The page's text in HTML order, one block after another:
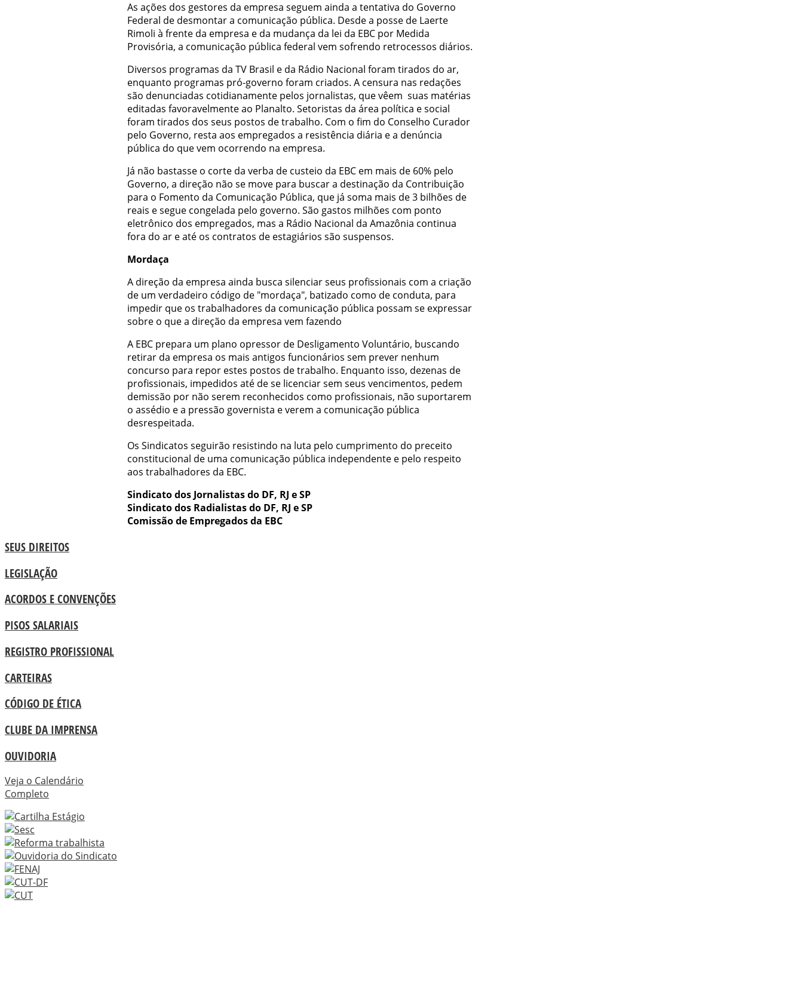
As ações dos gestores da empresa seguem ainda a tentativa do Governo
Federal de desmontar a comunicação pública. Desde a posse de Laerte
Rimoli à frente da empresa e da mudança da lei da EBC por Medida
Provisória, a comunicação pública federal vem sofrendo retrocessos diários.
Diversos programas da TV Brasil e da Rádio Nacional foram tirados do ar,
enquanto programas pró-governo foram criados. A censura nas redações
são denunciadas cotidianamente pelos jornalistas, que vêem suas matérias
editadas favoravelmente ao Planalto. Setoristas da área política e social
foram tirados dos seus postos de trabalho. Com o fim do Conselho Curador
pelo Governo, resta aos empregados a resistência diária e a denúncia
pública do que vem ocorrendo na empresa.
Já não bastasse o corte da verba de custeio da EBC em mais de 60% pelo
Governo, a direção não se move para buscar a destinação da Contribuição
para o Fomento da Comunicação Pública, que já soma mais de 3 bilhões de
reais e segue congelada pelo governo. São gastos milhões com ponto
eletrônico dos empregados, mas a Rádio Nacional da Amazônia continua
fora do ar e até os contratos de estagiários são suspensos.
Mordaça
A direção da empresa ainda busca silenciar seus profissionais com a criação
de um verdadeiro código de "mordaça", batizado como de conduta, para
impedir que os trabalhadores da comunicação pública possam se expressar
sobre o que a direção da empresa vem fazendo
A EBC prepara um plano opressor de Desligamento Voluntário, buscando
retirar da empresa os mais antigos funcionários sem prever nenhum
concurso para repor estes postos de trabalho. Enquanto isso, dezenas de
profissionais, impedidos até de se licenciar sem seus vencimentos, pedem
demissão por não serem reconhecidos como profissionais, não suportarem
o assédio e a pressão governista e verem a comunicação pública
desrespeitada.
Os Sindicatos seguirão resistindo na luta pelo cumprimento do preceito
constitucional de uma comunicação pública independente e pelo respeito
aos trabalhadores da EBC.
Sindicato dos Jornalistas do DF, RJ e SP
Sindicato dos Radialistas do DF, RJ e SP
Comissão de Empregados da EBC
SEUS DIREITOS
LEGISLAÇÃO
ACORDOS E CONVENÇÕES
PISOS SALARIAIS
REGISTRO PROFISSIONAL
CARTEIRAS
CÓDIGO DE ÉTICA
CLUBE DA IMPRENSA
OUVIDORIA
Veja o Calendário
Completo